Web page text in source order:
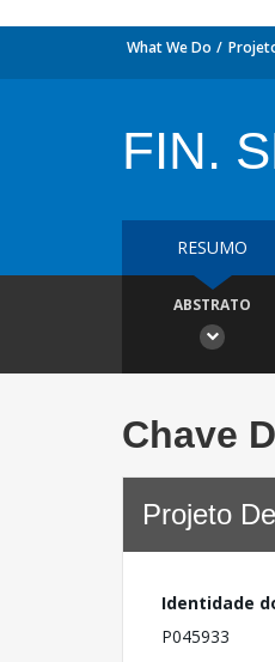
What We Do
FIN.
RESUMO
ABSTRATO
Chave
Projeto
Identidade
P045933